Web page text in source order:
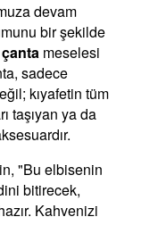
devam
bir şekilde
çanta meselesi
sadece
kıyafetin tüm
taşıyan ya da
"Bu elbisenin
bitirecek,
Kahvenizi